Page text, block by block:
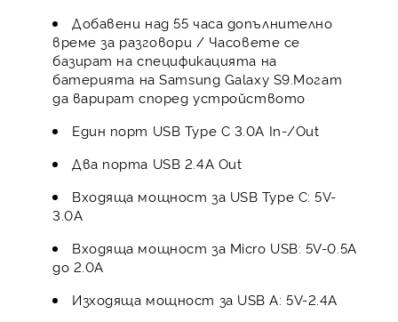
Добавени над 55 часа допълнително
време за разговори / Часовете се
базират на спецификацията на
батерията на Samsung Galaxy S9.Могат
да варират според устройството
Един порт USB Type C 3.0A In-/Out
Два порта USB 2.4A Out
Входяща мощност за USB Type C: 5V-
3.0A
Входяща мощност за Micro USB: 5V-0.5A
до 2.0А
Изходяща мощност за USB A: 5V-2.4A